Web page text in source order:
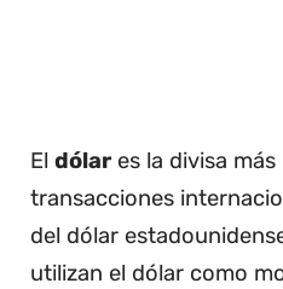
El dólares la divisa más
transacciones
del dólar
utilizan el dólar como